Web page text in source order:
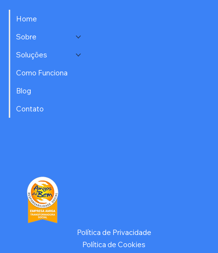
Home
Sobre
Soluções
Como Funciona
Blog
Contato
Política de Privacidade
Política de Cookies